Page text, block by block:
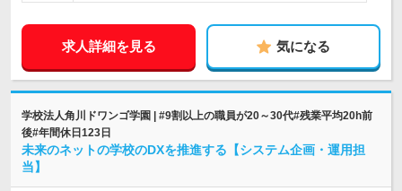
求人詳細を見る 気になる
学校法人角川ドワンゴ学園 | #9割以上の職員が20～30代#残業平均20h前
後#年間休日123日
未来のネットの学校のDXを推進する【システム企画・運用担
当】